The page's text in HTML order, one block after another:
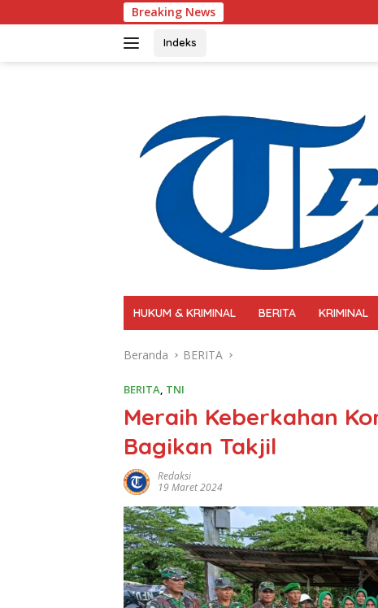
ke
Breaking News Polri Perkuat
Indeks
HUKUM & KRIMINAL BERITA KRIMINAL
Beranda BERITA
BERITA, TNI
Meraih Keberkahan
Bagikan Takjil
Redaksi
19 Maret 2024